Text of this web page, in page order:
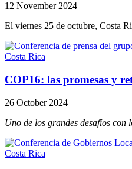
12 November 2024
El viernes 25 de octubre, Costa
Costa Rica
COP16: las promesas y
26 October 2024
Uno de los grandes desafíos con
Costa Rica